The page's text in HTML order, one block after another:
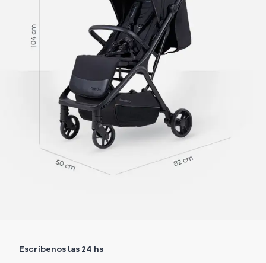
Escríbenos las 24 hs